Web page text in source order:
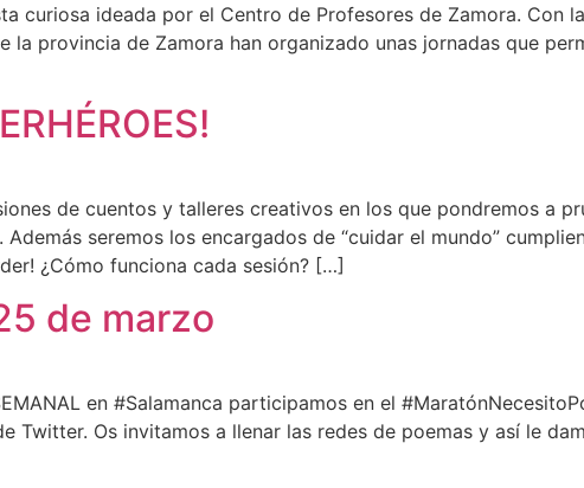
curiosa ideada por el Centro de Profesores de Zamora. Con
la provincia de Zamora han organizado unas jornadas que
de cuentos y talleres creativos en los que pondremos a
seremos los encargados de “cuidar el mundo”
¿Cómo funciona cada sesión? […]
de marzo
en #Salamanca participamos en el
Twitter. Os invitamos a llenar las redes de poemas y así le